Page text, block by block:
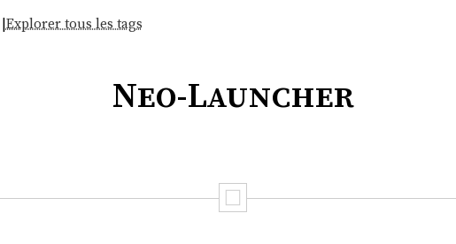
|Explorer tous les tags
Neo-Launcher